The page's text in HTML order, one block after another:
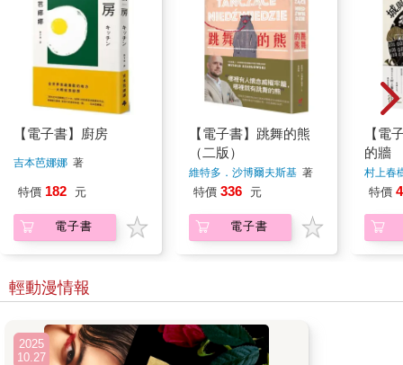
【電子書】廚房
吉本芭娜娜 著
特價 182 元
電子書
【電子書】跳舞的熊
（二版）
維特多．沙博爾夫斯基 著
特價 336 元
電子書
【電
的牆
村上春
特價
輕動漫情報
2025
10.27